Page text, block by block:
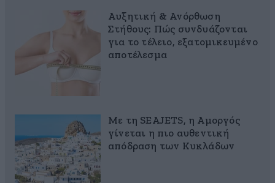
Αυξητική & Ανόρθωση
Στήθους: Πώς συνδυάζονται
για το τέλειο, εξατομικευμένο
αποτέλεσμα
Με τη SEAJETS, η Αμοργός
γίνεται η πιο αυθεντική
απόδραση των Κυκλάδων